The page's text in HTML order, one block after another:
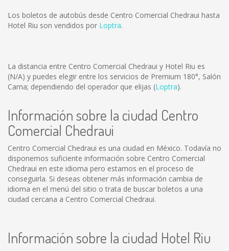
Los boletos de autobús desde Centro Comercial Chedraui hasta
Hotel Riu son vendidos por Loptra.
La distancia entre Centro Comercial Chedraui y Hotel Riu es
(N/A) y puedes elegir entre los servicios de Premium 180°, Salón
Cama; dependiendo del operador que elijas (Loptra).
Información sobre la ciudad Centro
Comercial Chedraui
Centro Comercial Chedraui es una ciudad en México. Todavía no
disponemos suficiente información sobre Centro Comercial
Chedraui en este idioma pero estamos en el proceso de
conseguirla. Si deseas obtener más información cambia de
idioma en el menú del sitio o trata de buscar boletos a una
ciudad cercana a Centro Comercial Chedraui.
Información sobre la ciudad Hotel Riu